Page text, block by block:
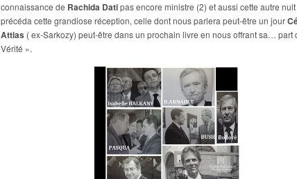
connaissance de Rachida Datipas encore ministre (2) et aussi cette autre
précéda cette grandiose réception, celle dont nous parlera peut-être un jour
Attias ( ex-Sarkozy) peut-être dans un prochain livre en nous offrant sa… part
Vérité ».